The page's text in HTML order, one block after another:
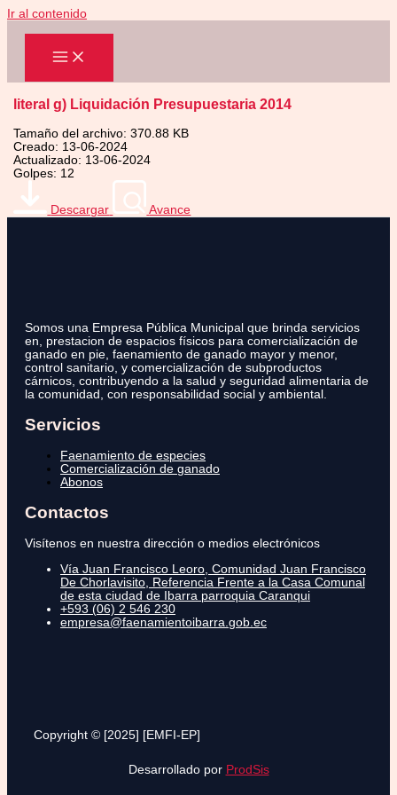
Ir al contenido
literal g) Liquidación Presupuestaria 2014
Tamaño del archivo: 370.88 KB
Creado: 13-06-2024
Actualizado: 13-06-2024
Golpes: 12
Descargar Avance
Somos una Empresa Pública Municipal que brinda servicios
en, prestacion de espacios físicos para comercialización de
ganado en pie, faenamiento de ganado mayor y menor,
control sanitario, y comercialización de subproductos
cárnicos, contribuyendo a la salud y seguridad alimentaria de
la comunidad, con responsabilidad social y ambiental.
Servicios
Faenamiento de especies
Comercialización de ganado
Abonos
Contactos
Visítenos en nuestra dirección o medios electrónicos
Vía Juan Francisco Leoro, Comunidad Juan Francisco
De Chorlavisito, Referencia Frente a la Casa Comunal
de esta ciudad de Ibarra parroquia Caranqui
+593 (06) 2 546 230
empresa@faenamientoibarra.gob.ec
Copyright © [2025] [EMFI-EP]
Desarrollado por ProdSis